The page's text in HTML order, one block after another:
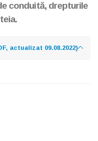
conduită, drepturile
actualizat 09.08.2022)